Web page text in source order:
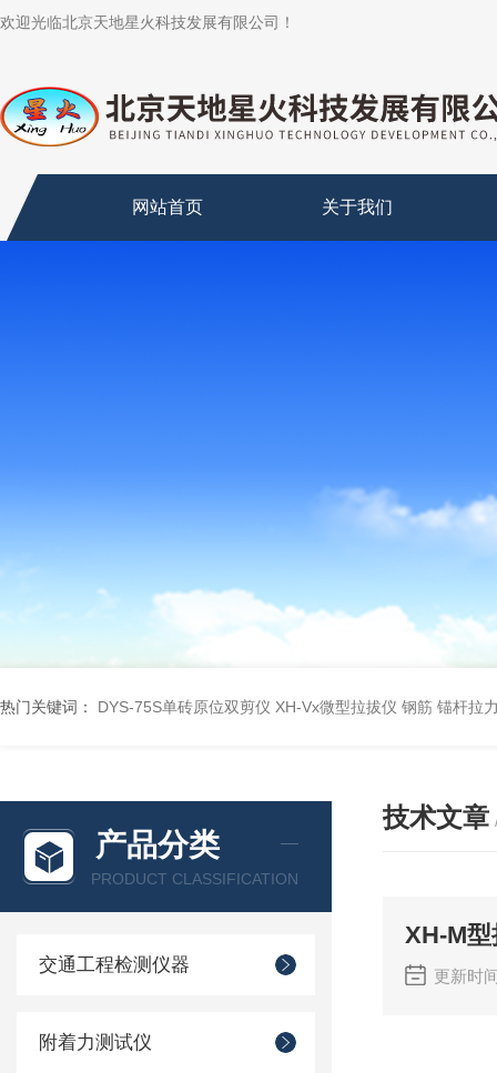
欢迎光临北京天地星火科技发展有限公司！
网站首页 关于我们
热门关键词： DYS-75S单砖原位双剪仪 XH-Vx微型拉拔仪 钢筋 锚杆拉
产品分类
PRODUCT CLASSIFICATION
交通工程检测仪器
附着力测试仪
技术文章
XH-M
更新时